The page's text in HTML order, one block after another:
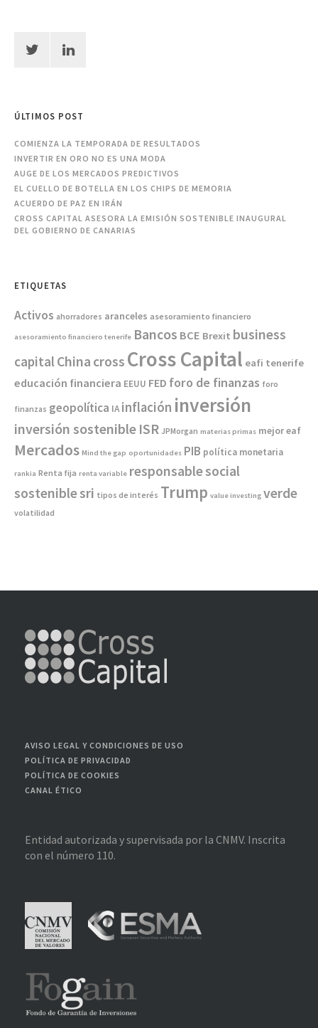
ÚLTIMOS POST
COMIENZA LA TEMPORADA DE RESULTADOS
INVERTIR EN ORO NO ES UNA MODA
AUGE DE LOS MERCADOS PREDICTIVOS
EL CUELLO DE BOTELLA EN LOS CHIPS DE MEMORIA
ACUERDO DE PAZ EN IRÁN
CROSS CAPITAL ASESORA LA EMISIÓN SOSTENIBLE INAUGURAL
DEL GOBIERNO DE CANARIAS
ETIQUETAS
Activos ahorradores aranceles asesoramiento financiero
asesoramiento financiero tenerife Bancos BCE Brexit business
capitalChina cross Cross Capital eafi tenerife
educación financiera EEUU FED foro de finanzas foro
finanzas geopolítica IA inflación inversión
inversión sostenible ISR JPMorgan materias primas mejor eaf
Mercados Mind the gap oportunidades PIB política monetaria
rankia Renta fija renta variable responsablesocial
sosteniblesri tipos de interés Trump value investing verde
volatilidad
AVISO LEGAL Y CONDICIONES DE USO
POLÍTICA DE PRIVACIDAD
POLÍTICA DE COOKIES
CANAL ÉTICO
Entidad autorizada y supervisada por la CNMV. Inscrita
con el número 110.